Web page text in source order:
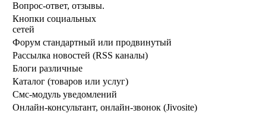
Вопрос-ответ, отзывы.
Кнопки социальных
сетей
Форум стандартный или продвинутый
Рассылка новостей (RSS каналы)
Блоги различные
Каталог (товаров или услуг)
Смс-модуль уведомлений
Онлайн-консультант, онлайн-звонок (Jivosite)